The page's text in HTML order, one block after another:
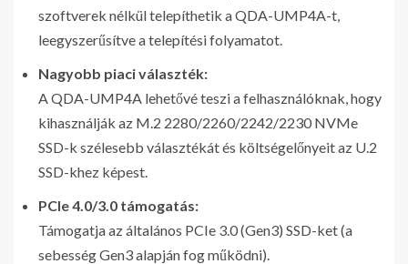
szoftverek nélkül telepíthetik a QDA-UMP4A-t,
leegyszerűsítve a telepítési folyamatot.
Nagyobb piaci választék:
A QDA-UMP4A lehetővé teszi a felhasználóknak, hogy
kihasználják az M.2 2280/2260/2242/2230 NVMe
SSD-k szélesebb választékát és költségelőnyeit az U.2
SSD-khez képest.
PCIe 4.0/3.0 támogatás:
Támogatja az általános PCIe 3.0 (Gen3) SSD-ket (a
sebesség Gen3 alapján fog működni).